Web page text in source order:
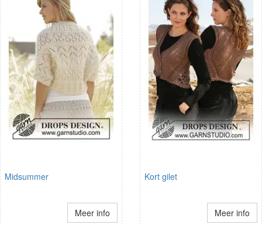
Midsummer
Meer info
Kort gilet
Meer info